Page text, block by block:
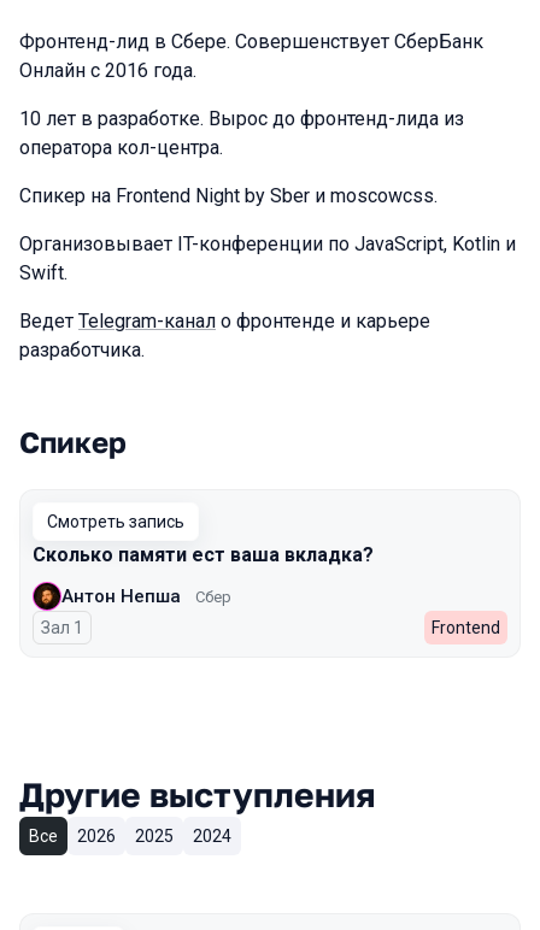
Фронтенд-лид в Сбере. Совершенствует СберБанк
Онлайн с 2016 года.
10 лет в разработке. Вырос до фронтенд-лида из
оператора кол-центра.
Спикер на Frontend Night by Sber и moscowcss.
Организовывает IT-конференции по JavaScript, Kotlin и
Swift.
Ведет Telegram-канал о фронтенде и карьере
разработчика.
Выступления в сезоне 2024 Autumn
Спикер
Смотреть запись
Сколько памяти ест ваша вкладка?
Антон Непша Сбер
Зал 1 Frontend
Другие выступления
Все 2026 2025 2024